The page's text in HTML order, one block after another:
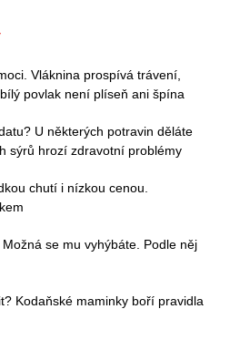
Vláknina prospívá trávení,
povlak není plíseň ani špína
U některých potravin děláte
sýrů hrozí zdravotní problémy
chutí i nízkou cenou.
se mu vyhýbáte. Podle něj
Kodaňské maminky boří pravidla